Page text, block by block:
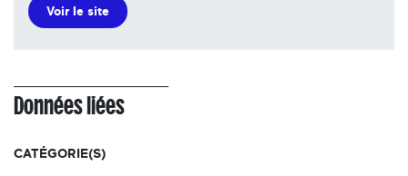
Voir le site
Données liées
CATÉGORIE(S)